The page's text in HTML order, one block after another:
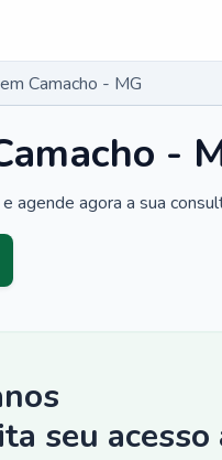
Camacho - MG
-
agende agora a sua
seu acesso